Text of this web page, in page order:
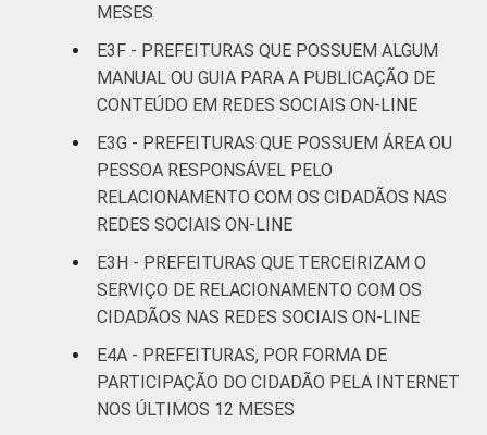
Norte -
Mais de 10
mil até 20
mil
habitantes
22 76 2
Mais de 20
mil até 50
mil
habitantes
22 76 2
Norte -
MESES
E3F - PREFEITURAS QUE POSSUEM ALGUM
MANUAL OU GUIA PARA A PUBLICAÇÃO DE
CONTEÚDO EM REDES SOCIAIS ON-LINE
E3G - PREFEITURAS QUE POSSUEM ÁREA OU
PESSOA RESPONSÁVEL PELO
RELACIONAMENTO COM OS CIDADÃOS NAS
REDES SOCIAIS ON-LINE
E3H - PREFEITURAS QUE TERCEIRIZAM O
SERVIÇO DE RELACIONAMENTO COM OS
CIDADÃOS NAS REDES SOCIAIS ON-LINE
E4A - PREFEITURAS, POR FORMA DE
PARTICIPAÇÃO DO CIDADÃO PELA INTERNET
NOS ÚLTIMOS 12 MESES